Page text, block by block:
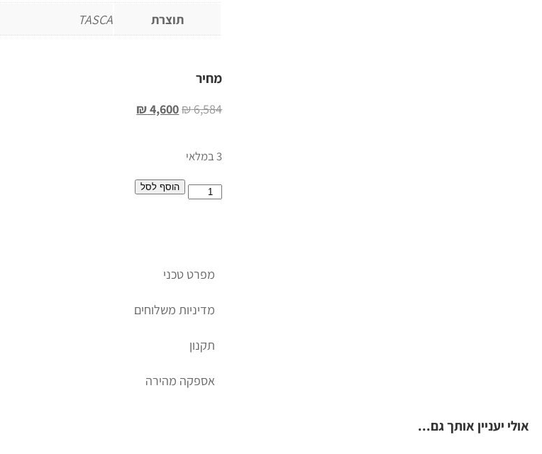
תוצרת
TASCA
מחיר
₪6,584
₪4,600
3 במלאי
הוסף לסל
מפרט טכני
מדיניות משלוחים
תקנון
אספקה מהירה
אולי יעניין אותך גם...